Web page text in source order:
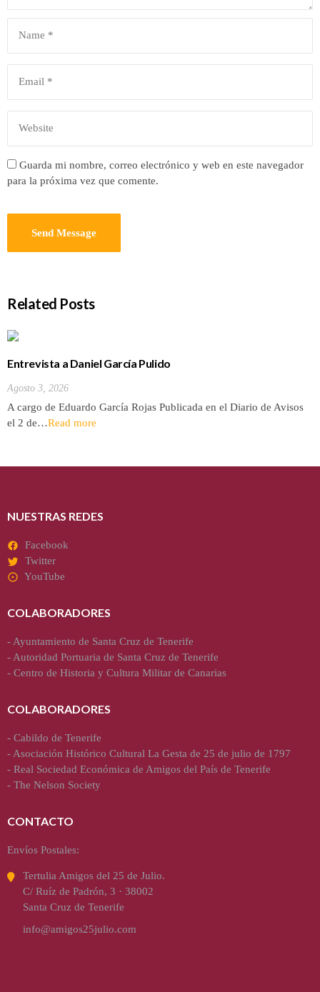
Guarda mi nombre, correo electrónico y web en este navegador
para la próxima vez que comente.
Related Posts
Entrevista a Daniel García Pulido
Agosto 3, 2026
A cargo de Eduardo García Rojas Publicada en el Diario de Avisos
el 2 de…Read more
NUESTRAS REDES
Facebook
Twitter
YouTube
COLABORADORES
- Ayuntamiento de Santa Cruz de Tenerife
- Autoridad Portuaria de Santa Cruz de Tenerife
- Centro de Historia y Cultura Militar de Canarias
COLABORADORES
- Cabildo de Tenerife
- Asociación Histórico Cultural La Gesta de 25 de julio de 1797
- Real Sociedad Económica de Amigos del País de Tenerife
- The Nelson Society
CONTACTO
Envíos Postales:
Tertulia Amigos del 25 de Julio.
C/ Ruíz de Padrón, 3 · 38002
Santa Cruz de Tenerife
info@amigos25julio.com